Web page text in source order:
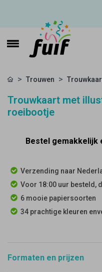
Trouwen
Trouwkaart met
roeibootje
Bestel gemakkelijk
Verzending naar
Voor 18:00 uur besteld,
6 mooie papiersoorten
34 prachtige kleuren
Formaten en prijzen